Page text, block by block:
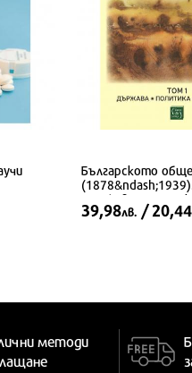
Българското
Държава.
39,98лв. / 20,44
методи